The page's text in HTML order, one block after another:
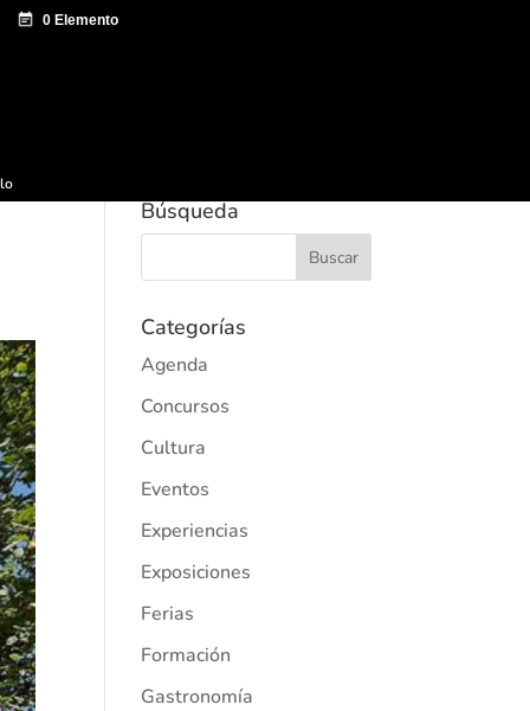
Búsqueda
Categorías
Agenda
Concursos
Cultura
Eventos
Experiencias
Exposiciones
Ferias
Formación
Gastronomía